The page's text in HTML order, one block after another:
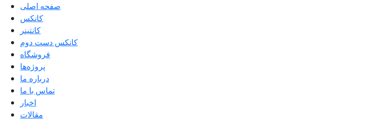
صفحه اصلی
کانکس
کانتینر
کانکس دست دوم
فروشگاه
پروژه‌ها
درباره ما
تماس با ما
اخبار
مقالات